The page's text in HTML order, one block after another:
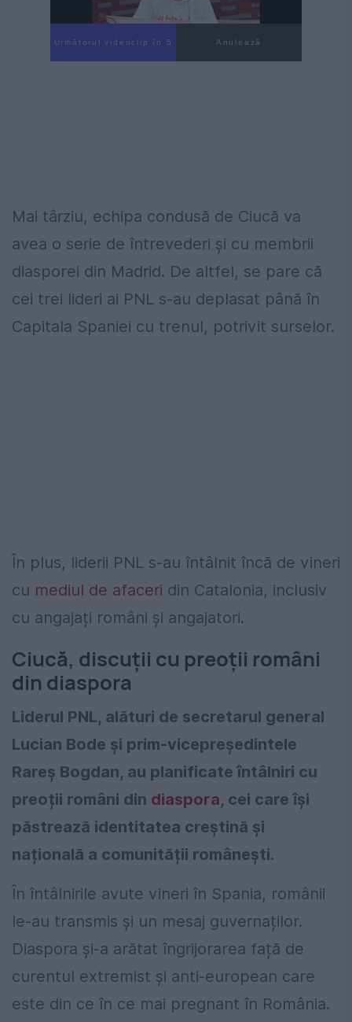
Următorul videoclip în 4 Anulează
Mai târziu, echipa condusă de Ciucă va
avea o serie de întrevederi și cu membrii
diasporei din Madrid. De altfel, se pare că
cei trei lideri ai PNL s-au deplasat până în
Capitala Spaniei cu trenul, potrivit surselor.
În plus, liderii PNL s-au întâlnit încă de vineri
cu mediul de afaceri din Catalonia, inclusiv
cu angajați români și angajatori.
Ciucă, discuții cu preoții români
din diaspora
Liderul PNL, alături de secretarul general
Lucian Bode și prim-vicepreședintele
Rareș Bogdan, au planificate întâlniri cu
preoții români din diaspora, cei care își
păstrează identitatea creștină și
națională a comunității românești.
În întâlnirile avute vineri în Spania, românii
le-au transmis și un mesaj guvernaților.
Diaspora și-a arătat îngrijorarea față de
curentul extremist și anti-european care
este din ce în ce mai pregnant în România.